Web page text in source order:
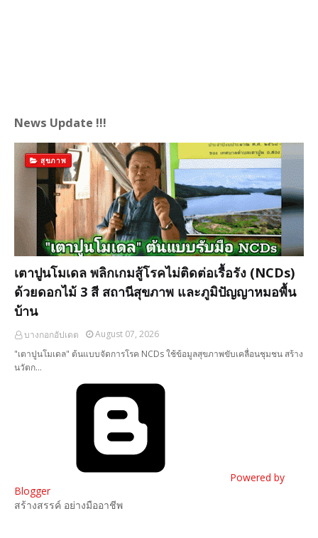
News Update !!!
สุขภาพ
เตาปูนโมเดล พลิกเกมสู้โรคไม่ติดต่อเรื้อรัง (NCDs)
ด้วยดอกไม้ 3 สี สถานีสุขภาพ และภูมิปัญญาหมอพื้น
บ้าน
บางกอกอัปเดต
August 07, 2026
"เตาปูนโมเดล" ต้นแบบจัดการโรค NCDs ใช้ข้อมูลสุขภาพขับเคลื่อนชุมชน สร้าง
นวัตก…
Powered by
Blogger
สร้างสรรค์ อย่างมืออาชีพ